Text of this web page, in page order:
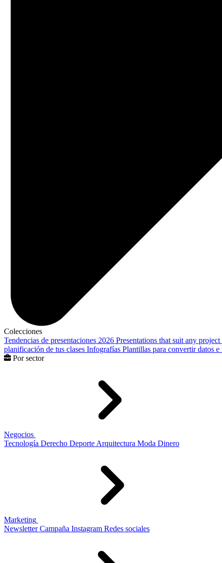
Colecciones
Tendencias de presentaciones 2026 Presentations that suit any project
planificación de tus clases Infografías Plantillas para convertir datos
Por sector
Negocios
Tecnología Derecho Deporte Arquitectura Moda Dinero
Marketing
Newsletter Campaña Instagram Redes sociales